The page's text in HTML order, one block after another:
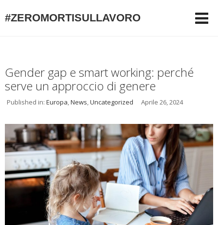
#ZEROMORTISULLAVORO
Gender gap e smart working: perché
serve un approccio di genere
Published in: Europa,News,Uncategorized Aprile 26, 2024